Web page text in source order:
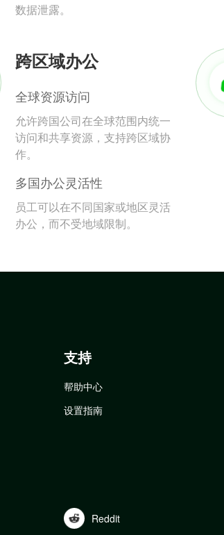
数据泄露。
跨区域办公
全球资源访问
允许跨国公司在全球范围内统一
访问和共享资源，支持跨区域协
作。
多国办公灵活性
员工可以在不同国家或地区灵活
办公，而不受地域限制。
支持
帮助中心
设置指南
Reddit